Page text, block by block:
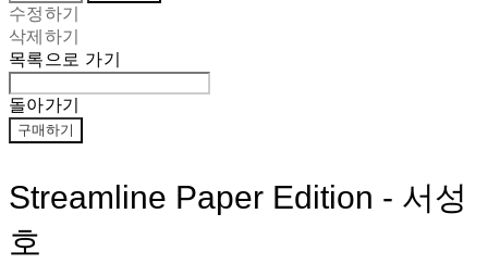
수정하기
삭제하기
목록으로 가기
돌아가기
구매하기
Streamline Paper Edition - 서성
호